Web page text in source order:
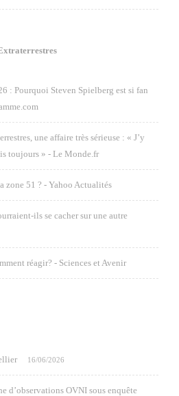
: Pourquoi Steven Spielberg est si fan
une affaire très sérieuse : « J’y
toujours » - Le Monde.fr
zone 51 ? - Yahoo Actualités
ils se cacher sur une autre
réagir? - Sciences et Avenir
16/06/2026
d’observations OVNI sous enquête